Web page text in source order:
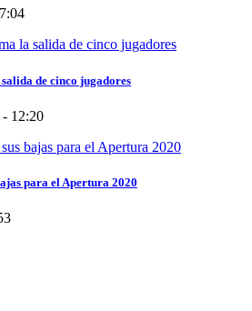
de cinco jugadores
- 12:20
para el Apertura 2020